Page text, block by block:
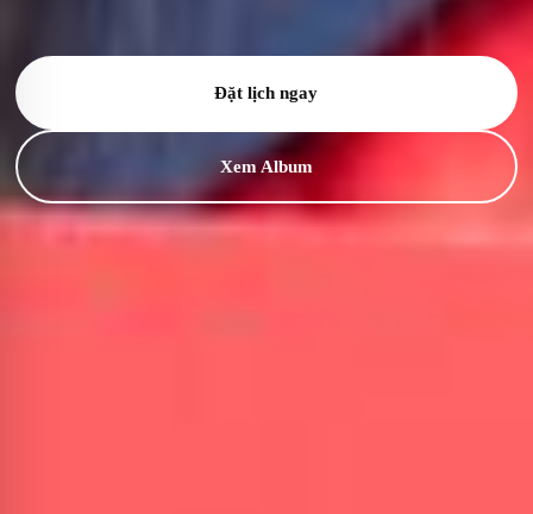
Đặt lịch ngay
Xem Album